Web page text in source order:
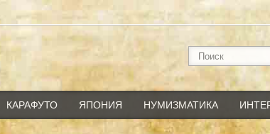
КАРАФУТО ЯПОНИЯ НУМИЗМАТИКА